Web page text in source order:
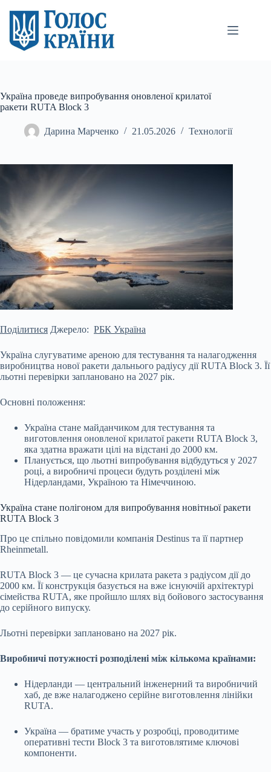
вмісту
Україна проведе випробування оновленої крилатої
ракети RUTA Block 3
Дарина Марченко 21.05.2026 Технології
Поділитися Джерело: РБК Україна
Україна слугуватиме ареною для тестування та налагодження
виробництва нової ракети дальнього радіусу дії RUTA Block 3. Її
льотні перевірки заплановано на 2027 рік.
Основні положення:
Україна стане майданчиком для тестування та
виготовлення оновленої крилатої ракети RUTA Block 3,
яка здатна вражати цілі на відстані до 2000 км.
Планується, що льотні випробування відбудуться у 2027
році, а виробничі процеси будуть розділені між
Нідерландами, Україною та Німеччиною.
Україна стане полігоном для випробування новітньої ракети
RUTA Block 3
Про це спільно повідомили компанія Destinus та її партнер
Rheinmetall.
RUTA Block 3 — це сучасна крилата ракета з радіусом дії до
2000 км. Її конструкція базується на вже існуючій архітектурі
сімейства RUTA, яке пройшло шлях від бойового застосування
до серійного випуску.
Льотні перевірки заплановано на 2027 рік.
Виробничі потужності розподілені між кількома країнами:
Нідерланди — центральний інженерний та виробничий
хаб, де вже налагоджено серійне виготовлення лінійки
RUTA.
Україна — братиме участь у розробці, проводитиме
оперативні тести Block 3 та виготовлятиме ключові
компоненти.